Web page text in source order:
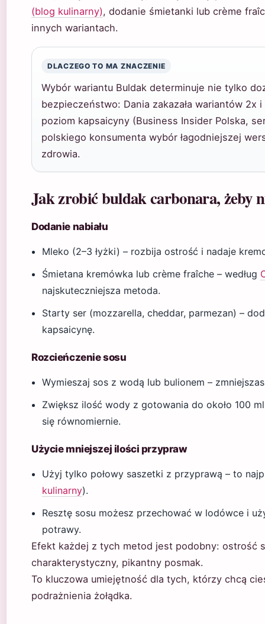
(blog kulinarny), dodanie śmietanki lub crème
innych wariantach.
DLACZEGO TO MA ZNACZENIE
Wybór wariantu Buldak determinuje nie tylko
bezpieczeństwo: Dania zakazała wariantów 2x
poziom kapsaicyny (Business Insider Polska,
polskiego konsumenta wybór łagodniejszej
zdrowia.
Jak zrobić buldak carbonara, żeby
Dodanie nabiału
Mleko (2–3 łyżki) – rozbija ostrość i nadaje
Śmietana kremówka lub crème fraîche – według
najskuteczniejsza metoda.
Starty ser (mozzarella, cheddar, parmezan) –
kapsaicynę.
Rozcieńczenie sosu
Wymieszaj sos z wodą lub bulionem –
Zwiększ ilość wody z gotowania do około 100
się równomiernie.
Użycie mniejszej ilości przypraw
Użyj tylko połowy saszetki z przyprawą – to
kulinarny).
Resztę sosu możesz przechować w lodówce i
potrawy.
Efekt każdej z tych metod jest podobny: ostrość
charakterystyczny, pikantny posmak.
To kluczowa umiejętność dla tych, którzy chcą
podrażnienia żołądka.